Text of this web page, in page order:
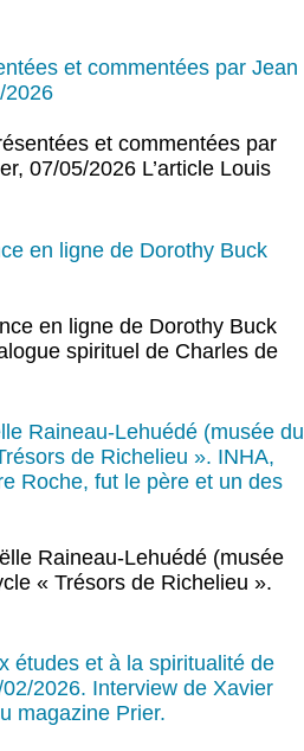
et commentées par Jean
2026
et commentées par
07/05/2026 L’article Louis
en ligne de Dorothy Buck
en ligne de Dorothy Buck
spirituel de Charles de
Raineau-Lehuédé (musée du
de Richelieu ». INHA,
Roche, fut le père et un des
Raineau-Lehuédé (musée
« Trésors de Richelieu ».
études et à la spiritualité de
2026. Interview de Xavier
magazine Prier.